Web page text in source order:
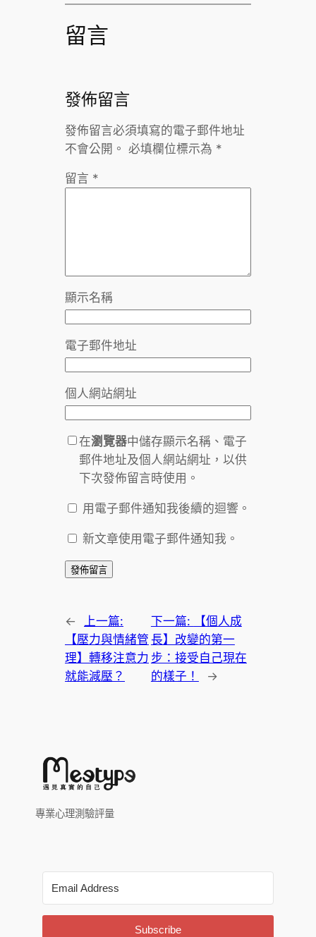
留言
發佈留言
發佈留言必須填寫的電子郵件地址
不會公開。 必填欄位標示為 *
留言 *
顯示名稱
電子郵件地址
個人網站網址
在瀏覽器中儲存顯示名稱、電子
郵件地址及個人網站網址，以供
下次發佈留言時使用。
用電子郵件通知我後續的迴響。
新文章使用電子郵件通知我。
←
上一篇:
【壓力與情緒管
理】轉移注意力
就能減壓？
下一篇:
【個人成
長】改變的第一
步：接受自己現在
的樣子！
→
專業心理測驗評量
Subscribe